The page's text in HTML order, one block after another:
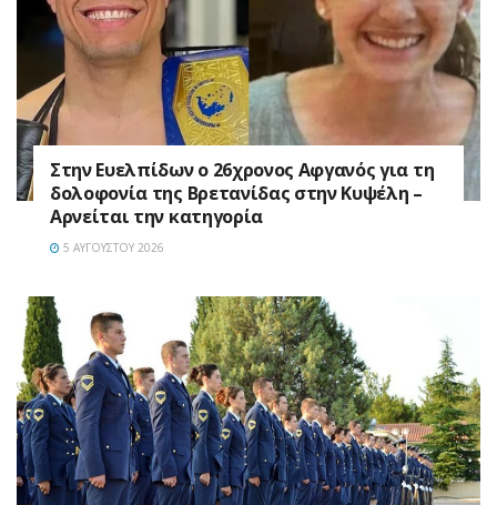
Στην Ευελπίδων ο 26χρονος Αφγανός για τη
δολοφονία της Βρετανίδας στην Κυψέλη –
Αρνείται την κατηγορία
5 ΑΥΓΟΎΣΤΟΥ 2026